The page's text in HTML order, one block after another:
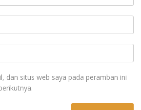
dan situs web saya pada peramban ini